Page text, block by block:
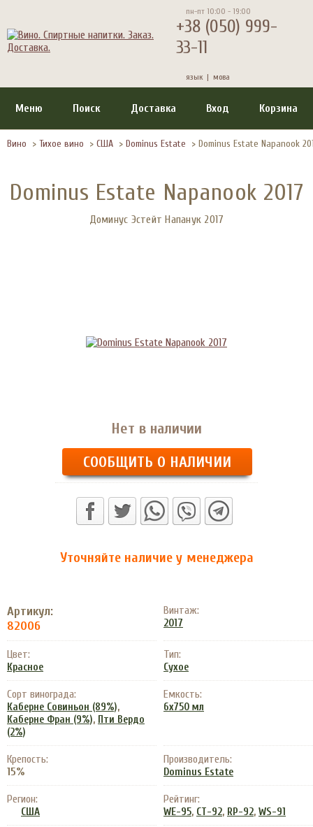
пн-пт 10:00 - 19:00
+38 (050) 999-
33-11
язык | мова
Меню Поиск Доставка Вход Корзина
Вино > Тихое вино > США > Dominus Estate > Dominus Estate Napanook
Dominus Estate Napanook 2017
Доминус Эстейт Напанук 2017
Нет в наличии
СООБЩИТЬ О НАЛИЧИИ
Уточняйте наличие у менеджера
Артикул:
82006
Винтаж:
2017
Цвет:
Красное
Тип:
Сухое
Сорт винограда:
Каберне Совиньон (89%),
Каберне Фран (9%), Пти Вердо
(2%)
Емкость:
6x750 мл
Крепость:
15%
Производитель:
Dominus Estate
Регион:
США
Рейтинг:
WE-95, CT-92, RP-92, WS-91